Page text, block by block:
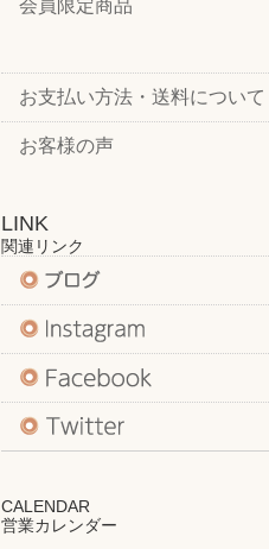
会員限定商品
お支払い方法・送料について
お客様の声
LINK
関連リンク
CALENDAR
営業カレンダー